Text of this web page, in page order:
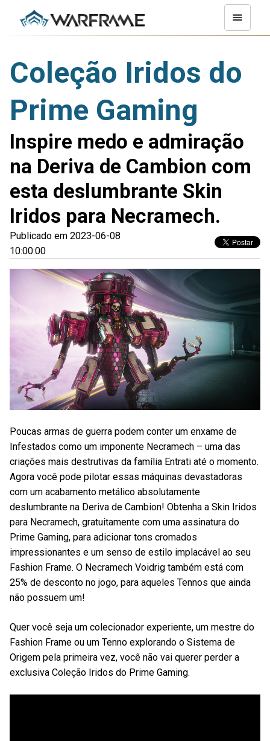
Coleção Iridos do
Prime Gaming
Inspire medo e admiração
na Deriva de Cambion com
esta deslumbrante Skin
Iridos para Necramech.
Publicado em 2023-06-08
10:00:00
Poucas armas de guerra podem conter um enxame de
Infestados como um imponente Necramech – uma das
criações mais destrutivas da família Entrati até o momento.
Agora você pode pilotar essas máquinas devastadoras
com um acabamento metálico absolutamente
deslumbrante na Deriva de Cambion! Obtenha a Skin Iridos
para Necramech, gratuitamente com uma assinatura do
Prime Gaming, para adicionar tons cromados
impressionantes e um senso de estilo implacável ao seu
Fashion Frame. O Necramech Voidrig também está com
25% de desconto no jogo, para aqueles Tennos que ainda
não possuem um!
Quer você seja um colecionador experiente, um mestre do
Fashion Frame ou um Tenno explorando o Sistema de
Origem pela primeira vez, você não vai querer perder a
exclusiva Coleção Iridos do Prime Gaming.